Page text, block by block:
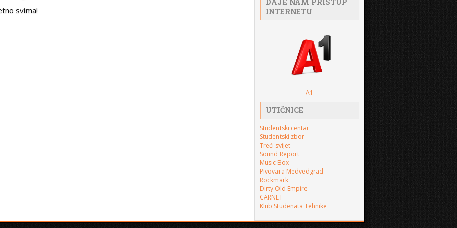
svima!
INTERNETU
A1
UTIČNICE
Studentski centar
Studentski zbor
Treći svijet
Sound Report
Music Box
Pivovara Medvedgrad
Rockmark
Dirty Old Empire
CARNET
Klub Studenata Tehnike